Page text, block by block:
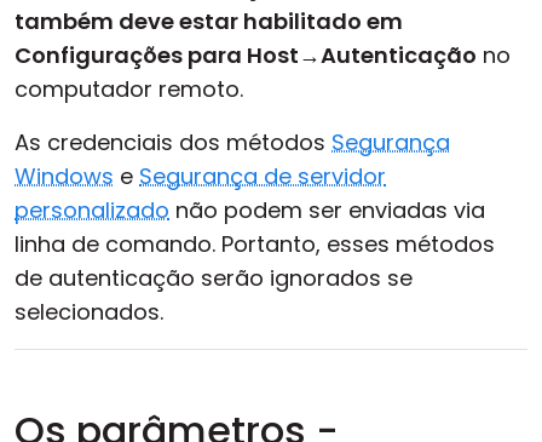
também deve estar habilitado em
Configurações para Host→Autenticação no
computador remoto.
As credenciais dos métodos Segurança
Windows e Segurança de servidor
personalizado não podem ser enviadas via
linha de comando. Portanto, esses métodos
de autenticação serão ignorados se
selecionados.
Os parâmetros -